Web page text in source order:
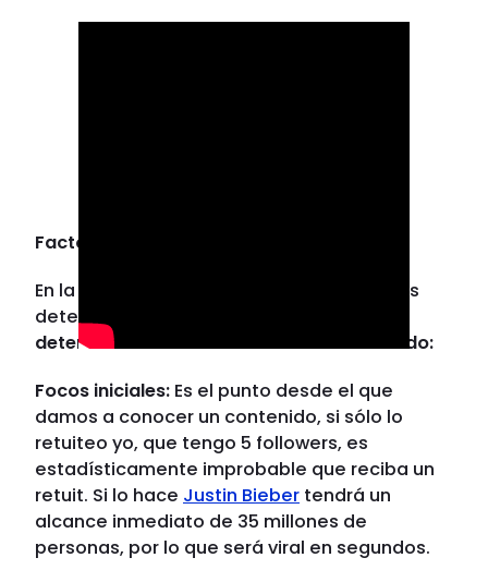
Factores que hacen de un contenido viral
En la
podríamos
determinar
determinar el alcance de nuestro contenido:
Focos iniciales: Es el punto desde el que
damos a conocer un contenido, si sólo lo
retuiteo yo, que tengo 5 followers, es
estadísticamente improbable que reciba un
retuit. Si lo hace Justin Bieber tendrá un
alcance inmediato de 35 millones de
personas, por lo que será viral en segundos.